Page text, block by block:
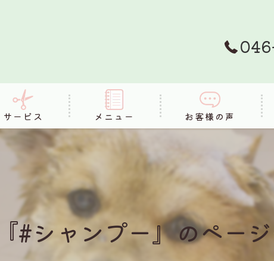
サービス
FAQ
メニュー お客様の声
#シャンプー』のペー